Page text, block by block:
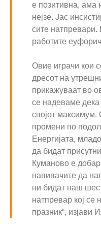
е позитивна, ама
нејзе. Јас
сите
работите
Овие играчи кои
дресот на
прикажуваат во
се надеваме дека
својот максимум.
промени по
Енергијата,
да бидат
Куманово е добар
навивачите да
ни бидат наш
натпревар кој се
празник“, изјави